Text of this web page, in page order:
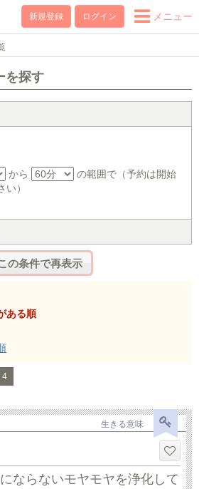
新規登録 ログイン メニュー
を探す
から
の範囲で（予約は開始
）
ある順
4
生きる意味
ならないモヤモヤを浄化して